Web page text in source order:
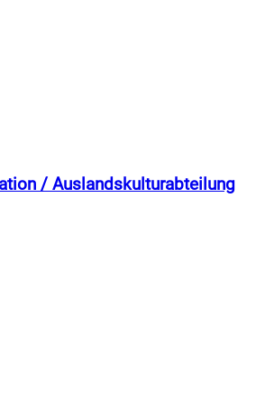
/ Auslandskulturabteilung